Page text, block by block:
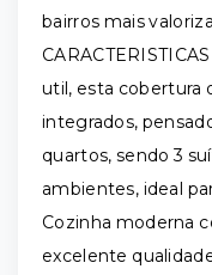
bairros mais
util, esta cobertura
integrados,
quartos, sendo 3
ambientes, ideal
Cozinha moderna
excelente